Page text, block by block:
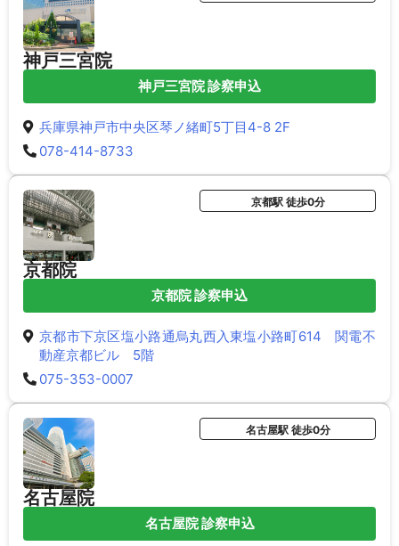
神戸三宮院
神戸三宮院 診察申込
兵庫県神戸市中央区琴ノ緒町5丁目4-8 2F
078-414-8733
京都院
京都駅 徒歩0分
京都院 診察申込
京都市下京区塩小路通烏丸西入東塩小路町614 関電不
動産京都ビル 5階
075-353-0007
名古屋院
名古屋駅 徒歩0分
名古屋院 診察申込